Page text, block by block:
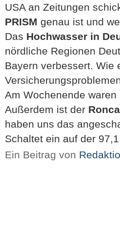
USA an Zeitungen
PRISM genau ist und
Das Hochwasser in
nördliche Regionen
Bayern verbessert. Wie
Am Wochenende waren
Außerdem ist der
haben uns das
Schaltet ein auf der
Ein Beitrag von